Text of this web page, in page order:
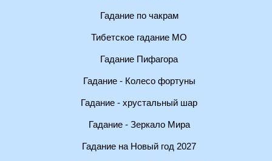
Гадание по чакрам
Тибетское гадание МО
Гадание Пифагора
Гадание - Колесо фортуны
Гадание - хрустальный шар
Гадание - Зеркало Мира
Гадание на Новый год 2027